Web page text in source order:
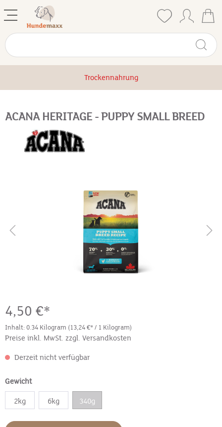
Trockennahrung
ACANA HERITAGE - PUPPY SMALL BREED
4,50 €*
Inhalt: 0.34 Kilogram (13,24 €* / 1 Kilogram)
Preise inkl. MwSt. zzgl. Versandkosten
Derzeit nicht verfügbar
Gewicht
2kg 6kg 340g